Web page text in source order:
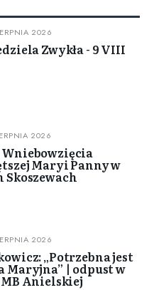
2026
Zwykła - 9 VIII
2026
Maryi Panny w
2026
„Potrzebna jest
Maryjna” | odpust w
Anielskiej